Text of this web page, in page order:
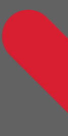
Customer